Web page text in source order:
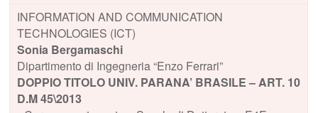
INFORMATION AND COMMUNICATION
TECHNOLOGIES (ICT)
Sonia Bergamaschi
Dipartimento di Ingegneria “Enzo Ferrari”
DOPPIO TITOLO UNIV. PARANA’ BRASILE – ART. 10
D.M 45\2013